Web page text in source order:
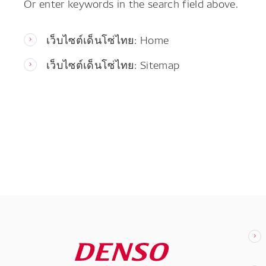
เว็บไซต์เด็นโซ่ไทย: Home
เว็บไซต์เด็นโซ่ไทย: Sitemap